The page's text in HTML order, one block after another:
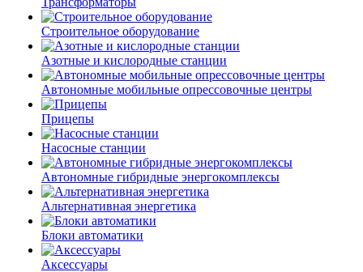
Строительное оборудование
Азотные и кислородные станции
Автономные мобильные опрессовочные центры
Прицепы
Насосные станции
Автономные гибридные энергокомплексы
Альтернативная энергетика
Блоки автоматики
Аксессуары